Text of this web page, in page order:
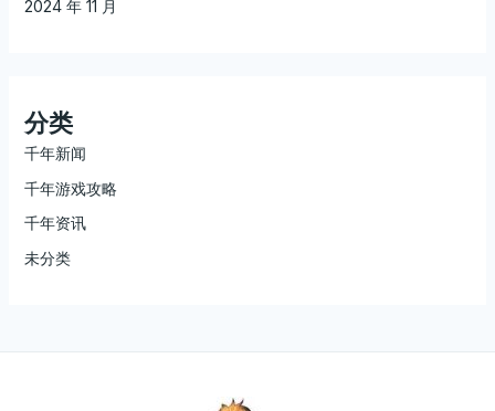
2024 年 11 月
分类
千年新闻
千年游戏攻略
千年资讯
未分类